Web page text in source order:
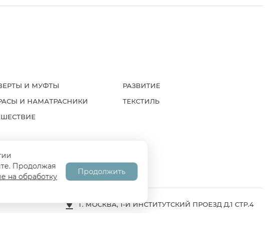
И МУФТЫ
И НАМАТРАСНИКИ
РАЗВИТИЕ
ТЕКСТИЛЬ
ОФЕРТА СОГЛАСИЕ НА ОБРАБОТКУ ПД
Г. МОСКВА, 1-Й ИНСТИТУТСКИЙ ПРОЕЗД Д.1 СТР.4
Продолжая
на обработку
Продолжить